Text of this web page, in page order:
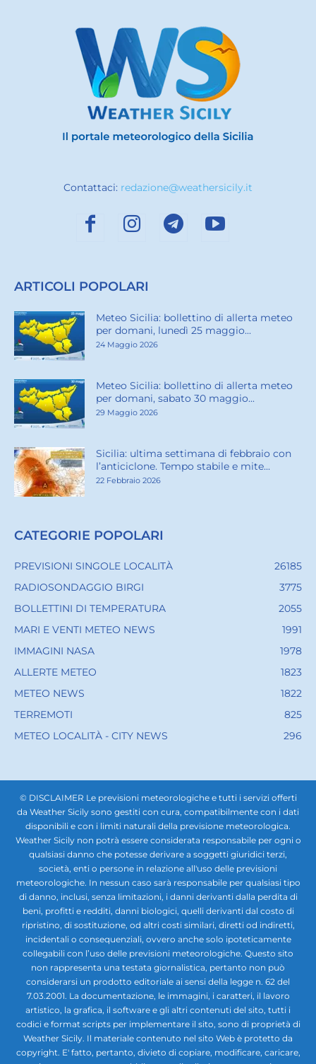
Contattaci: redazione@weathersicily.it
ARTICOLI POPOLARI
Meteo Sicilia: bollettino di allerta meteo
per domani, lunedì 25 maggio...
24 Maggio 2026
Meteo Sicilia: bollettino di allerta meteo
per domani, sabato 30 maggio...
29 Maggio 2026
Sicilia: ultima settimana di febbraio con
l’anticiclone. Tempo stabile e mite...
22 Febbraio 2026
CATEGORIE POPOLARI
PREVISIONI SINGOLE LOCALITÀ
26185
RADIOSONDAGGIO BIRGI
3775
BOLLETTINI DI TEMPERATURA
2055
MARI E VENTI METEO NEWS
1991
IMMAGINI NASA
1978
ALLERTE METEO
1823
METEO NEWS
1822
TERREMOTI
825
METEO LOCALITÀ - CITY NEWS
296
© DISCLAIMER Le previsioni meteorologiche e tutti i servizi offerti
da Weather Sicily sono gestiti con cura, compatibilmente con i dati
disponibili e con i limiti naturali della previsione meteorologica.
Weather Sicily non potrà essere considerata responsabile per ogni o
qualsiasi danno che potesse derivare a soggetti giuridici terzi,
società, enti o persone in relazione all'uso delle previsioni
meteorologiche. In nessun caso sarà responsabile per qualsiasi tipo
di danno, inclusi, senza limitazioni, i danni derivanti dalla perdita di
beni, profitti e redditi, danni biologici, quelli derivanti dal costo di
ripristino, di sostituzione, od altri costi similari, diretti od indiretti,
incidentali o consequenziali, ovvero anche solo ipoteticamente
collegabili con l’uso delle previsioni meteorologiche. Questo sito
non rappresenta una testata giornalistica, pertanto non può
considerarsi un prodotto editoriale ai sensi della legge n. 62 del
7.03.2001. La documentazione, le immagini, i caratteri, il lavoro
artistico, la grafica, il software e gli altri contenuti del sito, tutti i
codici e format scripts per implementare il sito, sono di proprietà di
Weather Sicily. Il materiale contenuto nel sito Web è protetto da
copyright. E' fatto, pertanto, divieto di copiare, modificare, caricare,